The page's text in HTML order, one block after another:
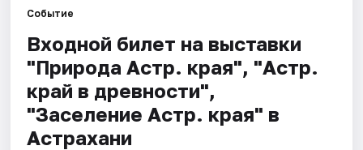
Событие
Входной билет на выставки
"Природа Астр. края", "Астр.
край в древности",
"Заселение Астр. края" в
Астрахани